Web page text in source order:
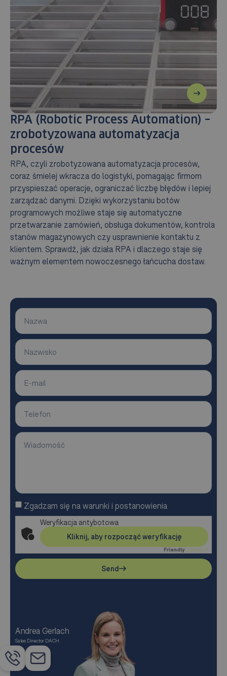
RPA (Robotic Process Automation) –
zrobotyzowana automatyzacja
procesów
RPA, czyli zrobotyzowana automatyzacja procesów,
coraz śmielej wkracza do logistyki, pomagając firmom
przyspieszać operacje, ograniczać liczbę błędów i lepiej
zarządzać danymi. Dzięki wykorzystaniu botów
programowych możliwe staje się automatyczne
przetwarzanie zamówień, obsługa dokumentów, kontrola
stanów magazynowych czy usprawnienie kontaktu z
klientem. Sprawdź, jak działa RPA i dlaczego staje się
ważnym elementem nowoczesnego łańcucha dostaw.
Andrea Gerlach
Sales Director DACH
Zgadzam się na warunki i postanowienia
Weryfikacja antybotowa
Kliknij, aby rozpocząć weryfikację
FriendlyCaptcha ⇗
Send